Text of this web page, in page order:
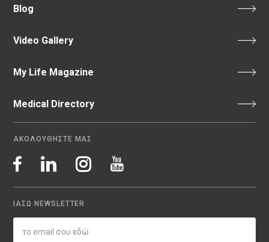
Blog
Video Gallery
My Life Magazine
Medical Directory
ΑΚΟΛΟΥΘΗΣΤΕ ΜΑΣ
ΙΑΣΩ NEWSLETTER